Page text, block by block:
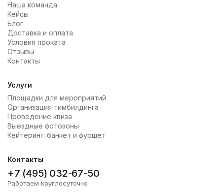
Наша команда
Кейсы
Блог
Доставка и оплата
Условия проката
Отзывы
Контакты
Услуги
Площадки для мероприятий
Организация тимбилдинга
Проведение квиза
Выездные фотозоны
Кейтеринг: банкет и фуршет
Контакты
+7 (495) 032-67-50
Работаем круглосуточно